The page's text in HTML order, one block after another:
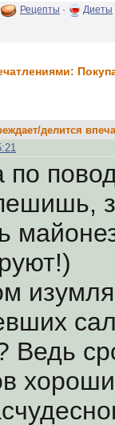
Рецепты · Диеты
делится
по
Ведь